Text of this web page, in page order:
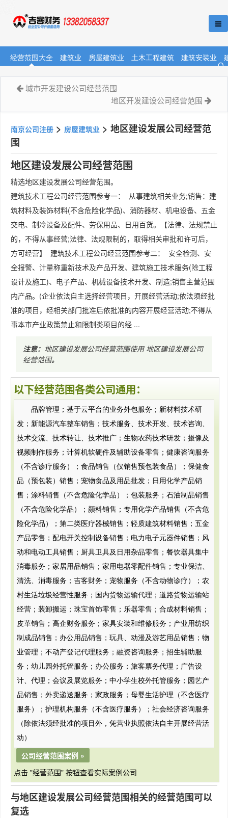
经营范围大全 建筑业 房屋建筑业 土木工程建筑 建筑安装业
城市开发建设公司经营范围
地区开发建设公司经营范围
南京公司注册 > 房屋建筑业 > 地区建设发展公司经营范
围
地区建设发展公司经营范围
精选地区建设发展公司经营范围。
建筑技术工程公司经营范围参考一： 从事建筑相关业务;销售：建
筑材料及装饰材料(不含危险化学品)、消防器材、机电设备、五金
交电、制冷设备及配件、劳保用品、日用百货。【法律、法规禁止
的，不得从事经营;法律、法规限制的，取得相关审批和许可后，
方可经营】 建筑技术工程公司经营范围参考二： 安全检测、安
全报警、计量称重新技术及产品开发、建筑施工技术服务(除工程
设计及施工)、电子产品、机械设备技术开发、制造;销售主营范围
内产品。(企业依法自主选择经营项目，开展经营活动;依法须经批
准的项目，经相关部门批准后依批准的内容开展经营活动;不得从
事本市产业政策禁止和限制类项目的经 ...
注意： 地区建设发展公司经营范围使用 地区建设发展公司
经营范围。
以下经营范围各类公司通用：
品牌管理；基于云平台的业务外包服务；新材料技术研
发；新能源汽车整车销售；技术服务、技术开发、技术咨询、
技术交流、技术转让、技术推广；生物农药技术研发；摄像及
视频制作服务；计算机软硬件及辅助设备零售；健康咨询服务
（不含诊疗服务）；食品销售（仅销售预包装食品）；保健食
品（预包装）销售；宠物食品及用品批发；日用化学产品销
售；涂料销售（不含危险化学品）；包装服务；石油制品销售
（不含危险化学品）；颜料销售；专用化学产品销售（不含危
险化学品）；第二类医疗器械销售；轻质建筑材料销售；五金
产品零售；配电开关控制设备销售；电力电子元器件销售；风
动和电动工具销售；厨具卫具及日用杂品零售；餐饮器具集中
消毒服务；家居用品销售；家用电器零配件销售；专业保洁、
清洗、消毒服务；吉客财务；宠物服务（不含动物诊疗）；农
村生活垃圾经营性服务；国内货物运输代理；道路货物运输站
经营；装卸搬运；珠宝首饰零售；乐器零售；合成材料销售；
皮革销售；高企财务服务；家具安装和维修服务；产业用纺织
制成品销售；办公用品销售；玩具、动漫及游艺用品销售；物
业管理；不动产登记代理服务；融资咨询服务；招生辅助服
务；幼儿园外托管服务；办公服务；旅客票务代理；广告设
计、代理；会议及展览服务；中小学生校外托管服务；园艺产
品销售；外卖递送服务；家政服务；母婴生活护理（不含医疗
服务）；护理机构服务（不含医疗服务）；社会经济咨询服务
（除依法须经批准的项目外，凭营业执照依法自主开展经营活
动）
公司经营范围案例 »
点击 "经营范围" 按钮查看实际案例公司
与地区建设发展公司经营范围相关的经营范围可以
复选